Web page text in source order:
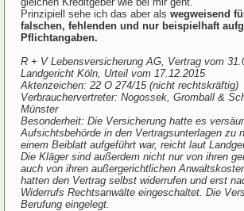
Prinzipiell sehe ich das aber als wegweisend
falschen, fehlenden und nur beispielhaft
Pflichtangaben.
R + V Lebensversicherung AG, Vertrag vom
Landgericht Köln, Urteil vom 17.12.2015
Aktenzeichen: 22 O 274/15 (nicht rechtskräftig)
Verbrauchervertreter: Nogossek, Gromball &
Münster
Besonderheit: Die Versicherung hatte es
Aufsichtsbehörde in den Vertragsunterlagen zu
einem Beiblatt aufgeführt war, reicht laut
Die Kläger sind außerdem nicht nur von ihren
auch von ihren außergerichtlichen
hatten den Vertrag selbst widerrufen und erst
Widerrufs Rechtsanwälte eingeschaltet. Die
Berufung eingelegt.